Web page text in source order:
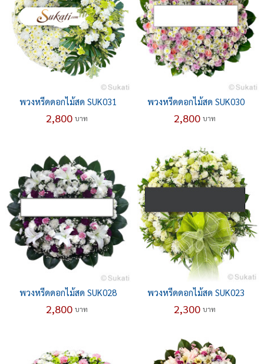
พวงหรีดดอกไม้สด SUK031
2,800 บาท
พวงหรีดดอกไม้สด SUK030
2,800 บาท
พวงหรีดดอกไม้สด SUK028
2,800 บาท
พวงหรีดดอกไม้สด SUK023
2,300 บาท